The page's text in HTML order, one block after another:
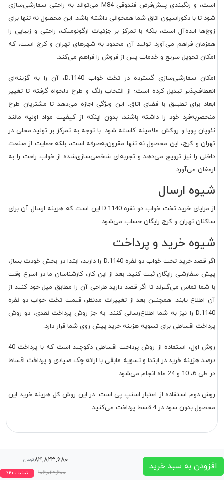
است، و رنگبندی پیش‌فرض فندوقی M84 می‌تواند به راحتی سفارشی‌سازی
شود تا با دکوراسیون اتاق شما همخوانی داشته باشد. این محصول نه تنها برای
زوج‌ها ایده‌آل است، بلکه با تمرکز بر جزئیات ارگونومیک، راحتی و زیبایی را
همزمان فراهم می‌آورد. تولید آن محدود به شهرهای تهران و کرج است، که
امکان تحویل سریع و خدمات پس از فروش را فراهم می‌کند.
امکان سفارشی‌سازی گسترده در تخت خواب D.1140، آن را به گزینه‌ای
انعطاف‌پذیر تبدیل کرده است؛ از انتخاب رنگ و طرح دلخواه گرفته تا تغییر
ابعاد برای تطبیق با فضای اتاق. این ویژگی اجازه می‌دهد تا مشتریان طرح
منحصربه‌فرد خود را داشته باشند، بدون اینکه از کیفیت مواد اولیه مانند
نئوپان پویا و روکش ملامینه کاسته شود. با توجه به تمرکز بر تولید محلی در
تهران و کرج، این محصول نه تنها مقرون‌به‌صرفه است، بلکه حمایت از صنعت
داخلی را نیز ترویج می‌دهد و تجربه‌ای شخصی‌سازی‌شده از خواب راحت را به
ارمغان می‌آورد.
شیوه ارسال
از مزایای خرید تخت خواب دو نفره D.1140 این است که هزینه ارسال آن برای
ساکنان تهران و کرج رایگان حساب می‌شود.
شیوه خرید و پرداخت
اگر قصد خرید تخت خواب دو نفره D.1140 را دارید، ابتدا در بخش خودت بساز،
پیش سفارشی رایگان ثبت کنید. بعد از این کار، کارشناسان ما در اسرع وقت
با شما تماس می‌گیرند تا اگر قصد دارید طراحی آن را مطابق میل خود کنید از
آن اطلاع یابند. همچنین بعد از تغییرات مدنظر، قیمت تخت خواب دو نفره
D.1140 را نیز به شما اطلاع‌رسانی کنند. به جز روش پرداخت نقدی، دو روش
پرداخت اقساطی برای تسویه هزینه خرید پیش روی شما قرار دارد:
روش اول، استفاده از روش پرداخت اقساطی دکوچید است که با پرداخت 40
درصد هزینه خرید در ابتدا و تسویه مابقی با ارائه چک صیادی و پرداخت اقساط
در طی 6، 10 و 24 ماه انجام می‌شود.
روش دوم استفاده از اعتبار اسنپ پی است. در این روش کل هزینه خرید این
محصول بدون سود در 4 قسط پرداخت می‌کنید.
افزودن به سبد خرید
۸۴,۸۲۳,۶۸۰تومان
۱۰۶,۰۲۹,۶۰۰ تخفیف ۲۰٪